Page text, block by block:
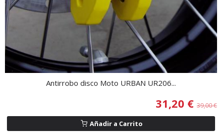
Antirrobo disco Moto URBAN UR206...
31,20 € 39,00 €
Añadir a Carrito